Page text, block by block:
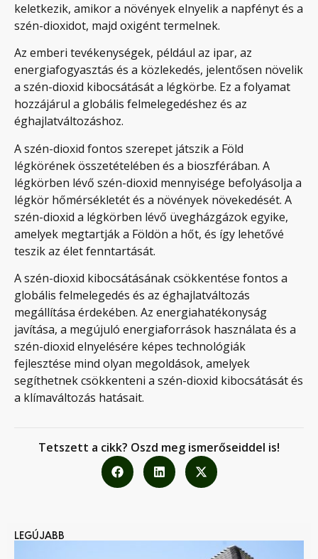
keletkezik, amikor a növények elnyelik a napfényt és a
szén-dioxidot, majd oxigént termelnek.
Az emberi tevékenységek, például az ipar, az
energiafogyasztás és a közlekedés, jelentősen növelik
a szén-dioxid kibocsátását a légkörbe. Ez a folyamat
hozzájárul a globális felmelegedéshez és az
éghajlatváltozáshoz.
A szén-dioxid fontos szerepet játszik a Föld
légkörének összetételében és a bioszférában. A
légkörben lévő szén-dioxid mennyisége befolyásolja a
légkör hőmérsékletét és a növények növekedését. A
szén-dioxid a légkörben lévő üvegházgázok egyike,
amelyek megtartják a Földön a hőt, és így lehetővé
teszik az élet fenntartását.
A szén-dioxid kibocsátásának csökkentése fontos a
globális felmelegedés és az éghajlatváltozás
megállítása érdekében. Az energiahatékonyság
javítása, a megújuló energiaforrások használata és a
szén-dioxid elnyelésére képes technológiák
fejlesztése mind olyan megoldások, amelyek
segíthetnek csökkenteni a szén-dioxid kibocsátását és
a klímaváltozás hatásait.
Tetszett a cikk? Oszd meg ismerőseiddel is!
LEGÚJABB